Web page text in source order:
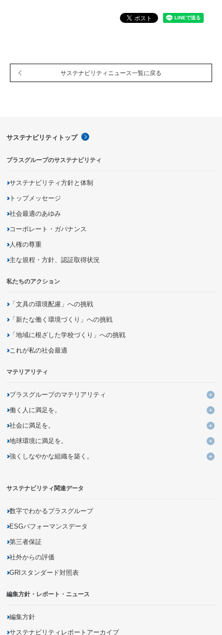
サステナビリティニュース一覧に戻る
サステナビリティトップ
プラスグループのサステナビリティ
サステナビリティ方針と体制
トップメッセージ
社会最適のあゆみ
コーポレート・ガバナンス
人権の尊重
主な規程・方針、認証取得状況
私たちのアクション
「文具の環境配慮」への挑戦
「新たな働く環境づくり」への挑戦
「地域に根ざした学校づくり」への挑戦
これが私の社会最適
マテリアリティ
プラスグループのマテリアリティ
プ
KPIと進捗
働く人に満足を。
働
よりよい働き方・いごこちのよい環境づくりの追求・提案
多様性を活かす組織への変革
未来につながる人材の育成
社会に満足を。
社
ユニークなデザイン・発想による価値ある商品とサービスの創出
バリューチェーンの変革による新しいビジネスモデルの創造
商品の品質向上・安全性確保
商品に関する情報開示
地域社会とのパートナーシップの促進
地球環境に満足を。
地
企業活動を通じた気候変動問題への取り組み
有害化学物質の把握・削減
生物多様性の保全
強くしなやかな組織を築く。
強
災害に強いインフラの構築
サステナビリティ関連データ
数字でわかるプラスグループ
ESGパフォーマンスデータ
第三者保証
社外からの評価
GRIスタンダード対照表
編集方針・レポート・ニュース
編集方針
サステナビリティレポートアーカイブ